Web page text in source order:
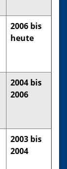
2006 bis
heute
2004 bis
2006
2003 bis
2004